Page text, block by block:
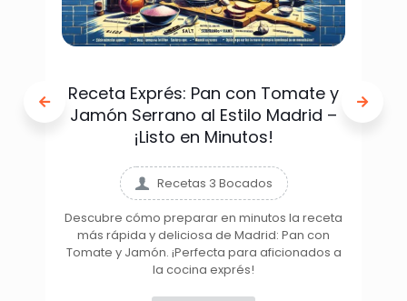
Receta Exprés: Pan con Tomate y
Jamón Serrano al Estilo Madrid –
¡Listo en Minutos!
Recetas 3 Bocados
Descubre cómo preparar en minutos la receta
más rápida y deliciosa de Madrid: Pan con
Tomate y Jamón. ¡Perfecta para aficionados a
la cocina exprés!